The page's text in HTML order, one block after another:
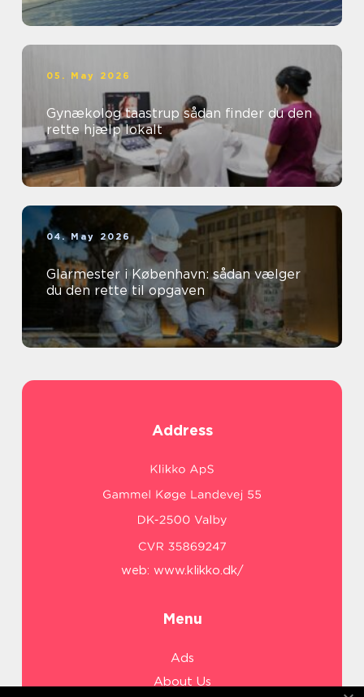
05. May 2026
Gynækolog taastrup sådan finder du den
rette hjælp lokalt
04. May 2026
Glarmester i København: sådan vælger
du den rette til opgaven
Address
web: www.klikko.dk/
Menu
Ads
About Us